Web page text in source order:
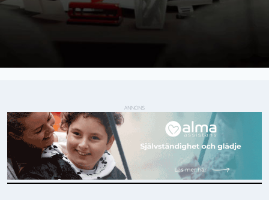
ANNONS